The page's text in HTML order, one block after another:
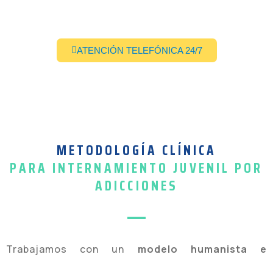
ATENCIÓN TELEFÓNICA 24/7
METODOLOGÍA CLÍNICA
PARA INTERNAMIENTO JUVENIL POR
ADICCIONES
Trabajamos con un modelo humanista e